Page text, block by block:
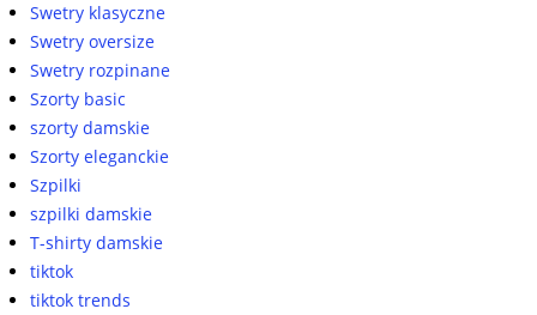
Swetry klasyczne
Swetry oversize
Swetry rozpinane
Szorty basic
szorty damskie
Szorty eleganckie
Szpilki
szpilki damskie
T-shirty damskie
tiktok
tiktok trends